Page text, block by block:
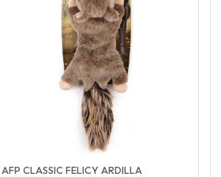
AFP CLASSIC FELICY ARDILLA